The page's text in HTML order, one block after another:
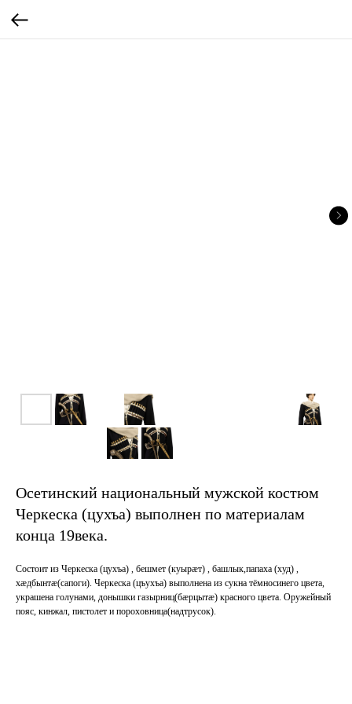
Осетинский национальный мужской костюм
Черкеска (цухъа) выполнен по материалам
конца 19века.
Состоит из Черкеска (цухъа) , бешмет (куырӕт) , башлык,папаха (худ) ,
хӕдбынтӕ(сапоги). Черкеска (цъухъа) выполнена из сукна тёмносинего цвета,
украшена голунами, донышки газырниц(бӕрцытӕ) красного цвета. Оружейный
пояс, кинжал, пистолет и пороховница(надтрусок).